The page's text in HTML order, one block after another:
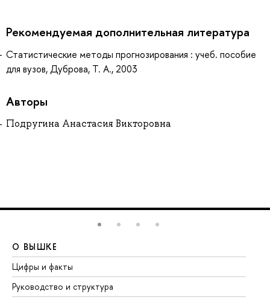
Рекомендуемая дополнительная литература
Статистические методы прогнозирования : учеб. пособие
для вузов, Дуброва, Т. А., 2003
Авторы
Подругина Анастасия Викторовна
О ВЫШКЕ
Цифры и факты
Руководство и структура